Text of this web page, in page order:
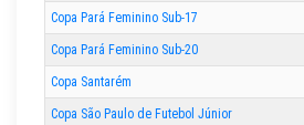
Copa Pará Feminino Sub-17
Copa Pará Feminino Sub-20
Copa Santarém
Copa São Paulo de Futebol Júnior